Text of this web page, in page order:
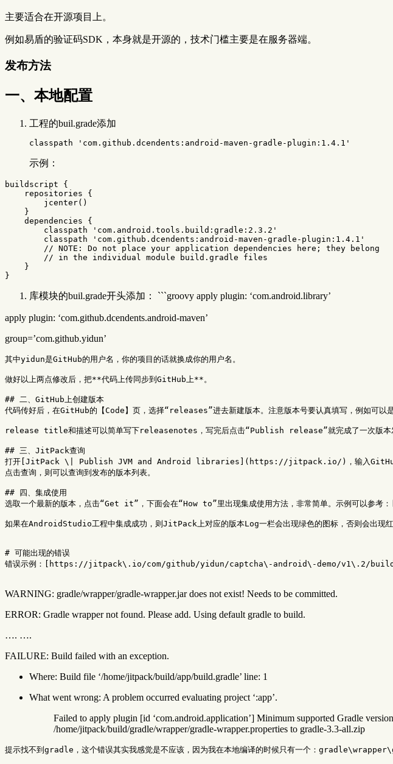
主要适合在开源项目上。
例如易盾的验证码SDK，本身就是开源的，技术门槛主要是在服务器端。
发布方法
一、本地配置
工程的buil.grade添加
示例：
buildscript
{
repositories
{
jcenter()
}
dependencies
{
classpath
'com.android.tools.build:gradle:2.3.2'
classpath
'com.github.dcendents:android-maven-gradle-plugin:1.4.1'
// NOTE: Do not place your application dependencies here; they belong
// in the individual module build.gradle files
}
}
库模块的buil.grade开头添加： ```groovy apply plugin: ‘com.android.library’
apply plugin: ‘com.github.dcendents.android-maven’
group=’com.github.yidun’
其中yidun是GitHub的用户名，你的项目的话就换成你的用户名。
做好以上两点修改后，把**代码上传同步到GitHub上**。
## 二、GitHub上创建版本
代码传好后，在GitHub的【Code】页，选择“releases”进去新建版本。注意版本号要认真填写，例如可以
release title和描述可以简单写下releasenotes，写完后点击“Publish release”就完成了一次版本发
## 三、JitPack查询
打开[JitPack \| Publish JVM and Android libraries](https://jitpack.io/)，输入GitHub
点击查询，则可以查询到发布的版本列表。
## 四、集成使用
选取一个最新的版本，点击“Get it”，下面会在“How to”里出现集成使用方法，非常简单。示
如果在AndroidStudio工程中集成成功，则JitPack上对应的版本Log一栏会出现绿色的图标，否则会出现红
# 可能出现的错误
错误示例：[https://jitpack\.io/com/github/yidun/captcha\-android\-demo/v1\.2/
WARNING: gradle/wrapper/gradle-wrapper.jar does not exist! Needs to be committed.
ERROR: Gradle wrapper not found. Please add. Using default gradle to build.
…. ….
FAILURE: Build failed with an exception.
Where: Build file ‘/home/jitpack/build/app/build.gradle’ line: 1
What went wrong: A problem occurred evaluating project ‘:app’.
Failed to apply plugin [id ‘com.android.application’] Minimum supported Gradle
/home/jitpack/build/gradle/wrapper/gradle-wrapper.properties to gradle-3.3-all.zip